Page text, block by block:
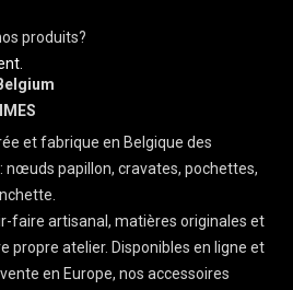
produits?
et fabrique en Belgique des
nœuds papillon, cravates, pochettes,
faire artisanal, matières originales et
propre atelier. Disponibles en ligne et
en Europe, nos accessoires